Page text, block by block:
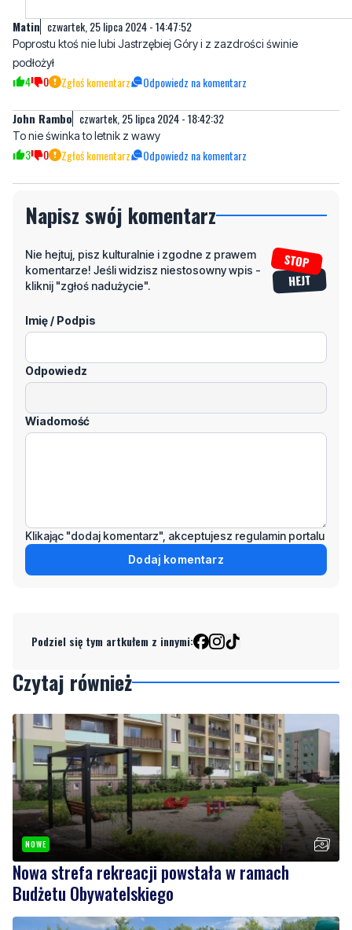
4 0 Zgłoś komentarz Odpowiedz na komentarz
John Rambo
To nie świnka to letnik z wawy
Napisz swój komentarz
komentarze! Jeśli widzisz niestosowny wpis -
kliknij "zgłoś nadużycie".
Imię / Podpis
Odpowiedz
Wiadomość
NOWE
Nowa strefa rekreacji powstała w ramach
Budżetu Obywatelskiego